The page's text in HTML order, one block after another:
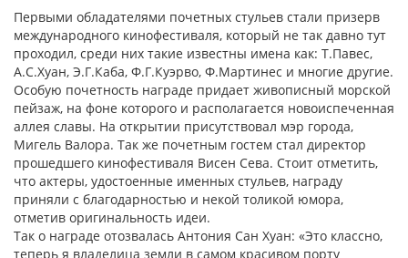
Первыми обладателями почетных стульев стали призерв
международного кинофестиваля, который не так давно тут
проходил, среди них такие известны имена как: Т.Павес,
А.С.Хуан, Э.Г.Каба, Ф.Г.Куэрво, Ф.Мартинес и многие другие.
Особую почетность награде придает живописный морской
пейзаж, на фоне которого и располагается новоиспеченная
аллея славы. На открытии присутствовал мэр города,
Мигель Валора. Так же почетным гостем стал директор
прошедшего кинофестиваля Висен Сева. Стоит отметить,
что актеры, удостоенные именных стульев, награду
приняли с благодарностью и некой толикой юмора,
отметив оригинальность идеи.
Так о награде отозвалась Антония Сан Хуан: «Это классно,
теперь я владелица земли в самом красивом порту